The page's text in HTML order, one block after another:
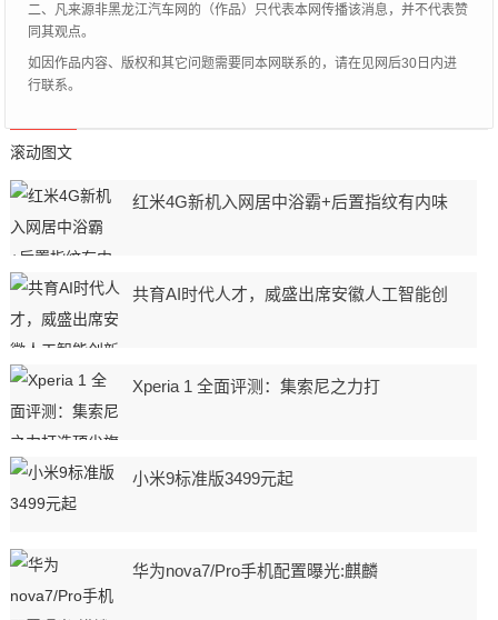
二、凡来源非黑龙江汽车网的（作品）只代表本网传播该消息，并不代表赞
同其观点。
如因作品内容、版权和其它问题需要同本网联系的，请在见网后30日内进
行联系。
滚动图文
红米4G新机入网居中浴霸+后置指纹有内味
共育AI时代人才，威盛出席安徽人工智能创
Xperia 1 全面评测：集索尼之力打
小米9标准版3499元起
华为nova7/Pro手机配置曝光:麒麟